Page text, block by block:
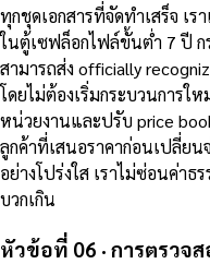
ทุกชุดเอกสารที่จัดทำเสร็จ เ
ในตู้เซฟล็อกไฟล์ขั้นต่ำ 7 ปี ก
สามารถส่ง officially
โดยไม่ต้องเริ่มกระบวนการใ
หน่วยงานและปรับ price
ลูกค้าที่เสนอราคาก่อนเปลี่ยน
อย่างโปร่งใส เราไม่ซ่อนค่าธ
บวกเกิน
หัวข้อที่ 06 · การตรว